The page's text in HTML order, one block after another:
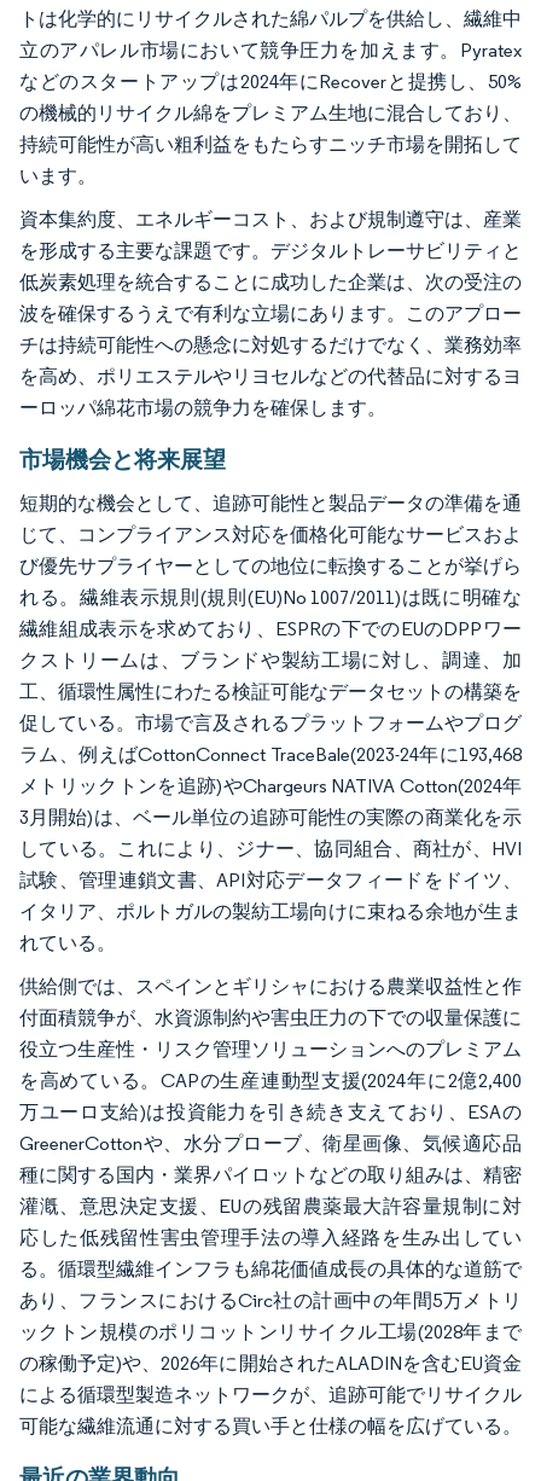
トは化学的にリサイクルされた綿パルプを供給し、繊維中
立のアパレル市場において競争圧力を加えます。Pyratex
などのスタートアップは2024年にRecoverと提携し、50%
の機械的リサイクル綿をプレミアム生地に混合しており、
持続可能性が高い粗利益をもたらすニッチ市場を開拓して
います。
資本集約度、エネルギーコスト、および規制遵守は、産業
を形成する主要な課題です。デジタルトレーサビリティと
低炭素処理を統合することに成功した企業は、次の受注の
波を確保するうえで有利な立場にあります。このアプロー
チは持続可能性への懸念に対処するだけでなく、業務効率
を高め、ポリエステルやリヨセルなどの代替品に対するヨ
ーロッパ綿花市場の競争力を確保します。
市場機会と将来展望
短期的な機会として、追跡可能性と製品データの準備を通
じて、コンプライアンス対応を価格化可能なサービスおよ
び優先サプライヤーとしての地位に転換することが挙げら
れる。繊維表示規則(規則(EU)No 1007/2011)は既に明確な
繊維組成表示を求めており、ESPRの下でのEUのDPPワー
クストリームは、ブランドや製紡工場に対し、調達、加
工、循環性属性にわたる検証可能なデータセットの構築を
促している。市場で言及されるプラットフォームやプログ
ラム、例えばCottonConnect TraceBale(2023-24年に193,468
メトリックトンを追跡)やChargeurs NATIVA Cotton(2024年
3月開始)は、ベール単位の追跡可能性の実際の商業化を示
している。これにより、ジナー、協同組合、商社が、HVI
試験、管理連鎖文書、API対応データフィードをドイツ、
イタリア、ポルトガルの製紡工場向けに束ねる余地が生ま
れている。
供給側では、スペインとギリシャにおける農業収益性と作
付面積競争が、水資源制約や害虫圧力の下での収量保護に
役立つ生産性・リスク管理ソリューションへのプレミアム
を高めている。CAPの生産連動型支援(2024年に2億2,400
万ユーロ支給)は投資能力を引き続き支えており、ESAの
GreenerCottonや、水分プローブ、衛星画像、気候適応品
種に関する国内・業界パイロットなどの取り組みは、精密
灌漑、意思決定支援、EUの残留農薬最大許容量規制に対
応した低残留性害虫管理手法の導入経路を生み出してい
る。循環型繊維インフラも綿花価値成長の具体的な道筋で
あり、フランスにおけるCirc社の計画中の年間5万メトリ
ックトン規模のポリコットンリサイクル工場(2028年まで
の稼働予定)や、2026年に開始されたALADINを含むEU資金
による循環型製造ネットワークが、追跡可能でリサイクル
可能な繊維流通に対する買い手と仕様の幅を広げている。